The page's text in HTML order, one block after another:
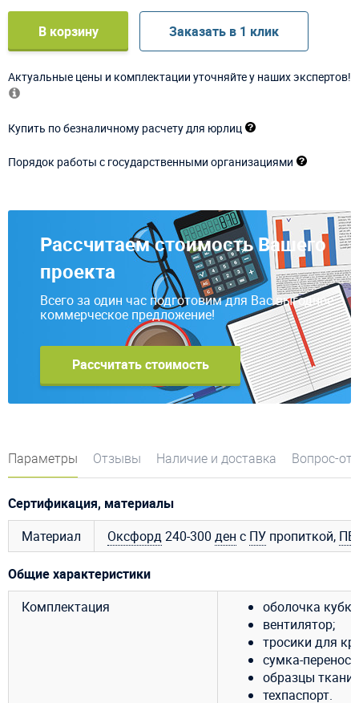
В корзину Заказать в 1 клик
Актуальные цены и комплектации уточняйте у наших экспертов!
Купить по безналичному расчету для юрлиц
Порядок работы с государственными организациями
Рассчитаем стоимость Вашего
проекта
Всего за один час подготовим для Вас выгодное
коммерческое предложение!
Рассчитать стоимость
Параметры Отзывы Наличие и доставка Вопрос-
Сертификация, материалы
Материал
Оксфорд240-300 ден с ПУ пропиткой,
Общие характеристики
Комплектация
оболочка
вентилятор;
тросики для
сумка-
образцы ткани
техпаспорт.